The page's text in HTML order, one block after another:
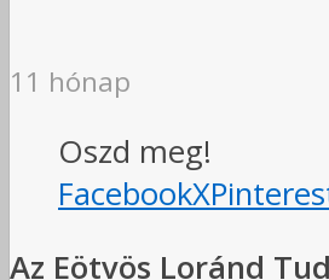
11 hónap
Oszd meg!
FacebookX
Az Eötvös Loránd